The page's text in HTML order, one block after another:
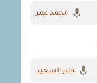
محمد عمر
فايز السعيد